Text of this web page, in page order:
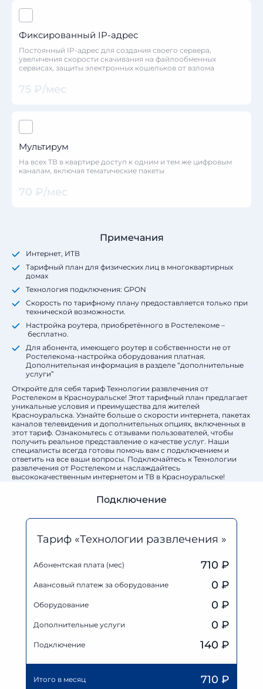
Фиксированный IP-адрес
Постоянный IP-адрес для создания своего сервера,
увеличения скорости скачивания на файлообменных
сервисах, защиты электронных кошельков от взлома
75 ₽/мес
Мультирум
На всех ТВ в квартире доступ к одним и тем же цифровым
каналам, включая тематические пакеты
70 ₽/мес
Примечания
Интернет, ИТВ
Тарифный план для физических лиц в многоквартирных
домах
Технология подключения: GPON
Скорость по тарифному плану предоставляется только при
технической возможности.
Настройка роутера, приобретённого в Ростелекоме –
бесплатно.
Для абонента, имеющего роутер в собственности не от
Ростелекома-настройка оборудования платная.
Дополнительная информация в разделе “дополнительные
услуги”
Откройте для себя тариф Технологии развлечения от
Ростелеком в Красноуральске! Этот тарифный план предлагает
уникальные условия и преимущества для жителей
Красноуральска. Узнайте больше о скорости интернета, пакетах
каналов телевидения и дополнительных опциях, включенных в
этот тариф. Ознакомьтесь с отзывами пользователей, чтобы
получить реальное представление о качестве услуг. Наши
специалисты всегда готовы помочь вам с подключением и
ответить на все ваши вопросы. Подключайтесь к Технологии
развлечения от Ростелеком и наслаждайтесь
высококачественным интернетом и ТВ в Красноуральске!
Подключение
Тариф «Технологии развлечения »
Абонентская плата (мес) 710 ₽
Авансовый платеж за оборудование 0 ₽
Оборудование 0 ₽
Дополнительные услуги 0 ₽
Подключение 140 ₽
Итого в месяц 710 ₽